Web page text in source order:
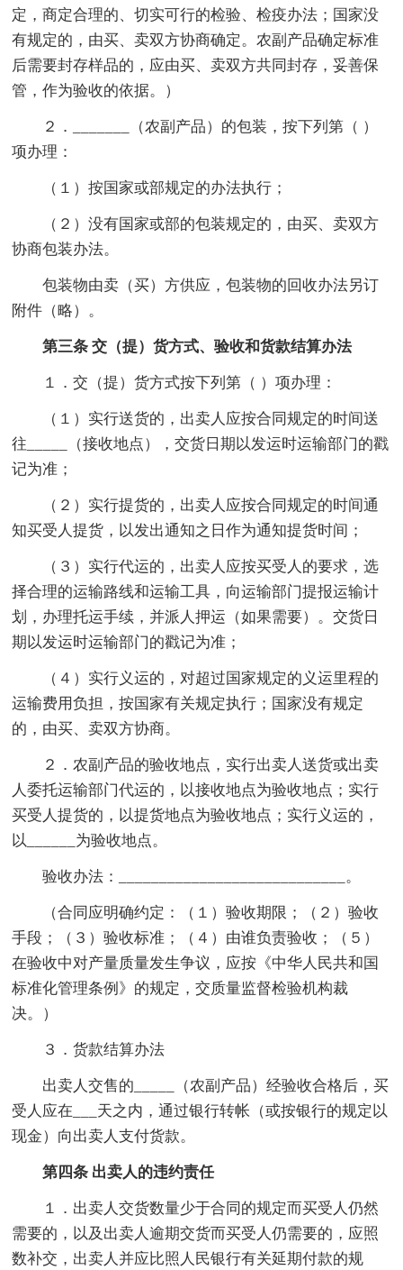
定，商定合理的、切实可行的检验、检疫办法；国家没
有规定的，由买、卖双方协商确定。农副产品确定标准
后需要封存样品的，应由买、卖双方共同封存，妥善保
管，作为验收的依据。）
２．_______（农副产品）的包装，按下列第（ ）
项办理：
（１）按国家或部规定的办法执行；
（２）没有国家或部的包装规定的，由买、卖双方
协商包装办法。
包装物由卖（买）方供应，包装物的回收办法另订
附件（略）。
第三条 交（提）货方式、验收和货款结算办法
１．交（提）货方式按下列第（ ）项办理：
（１）实行送货的，出卖人应按合同规定的时间送
往_____（接收地点），交货日期以发运时运输部门的戳
记为准；
（２）实行提货的，出卖人应按合同规定的时间通
知买受人提货，以发出通知之日作为通知提货时间；
（３）实行代运的，出卖人应按买受人的要求，选
择合理的运输路线和运输工具，向运输部门提报运输计
划，办理托运手续，并派人押运（如果需要）。交货日
期以发运时运输部门的戳记为准；
（４）实行义运的，对超过国家规定的义运里程的
运输费用负担，按国家有关规定执行；国家没有规定
的，由买、卖双方协商。
２．农副产品的验收地点，实行出卖人送货或出卖
人委托运输部门代运的，以接收地点为验收地点；实行
买受人提货的，以提货地点为验收地点；实行义运的，
以______为验收地点。
验收办法：____________________________。
（合同应明确约定：（１）验收期限；（２）验收
手段；（３）验收标准；（４）由谁负责验收；（５）
在验收中对产量质量发生争议，应按《中华人民共和国
标准化管理条例》的规定，交质量监督检验机构裁
决。）
３．货款结算办法
出卖人交售的_____（农副产品）经验收合格后，买
受人应在___天之内，通过银行转帐（或按银行的规定以
现金）向出卖人支付货款。
第四条 出卖人的违约责任
１．出卖人交货数量少于合同的规定而买受人仍然
需要的，以及出卖人逾期交货而买受人仍需要的，应照
数补交，出卖人并应比照人民银行有关延期付款的规